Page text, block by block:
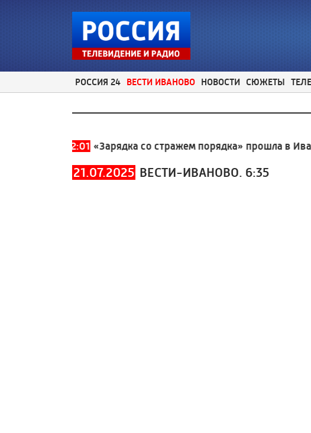
РОССИЯ 24 ВЕСТИ ИВАНОВО НОВОСТИ СЮЖЕТЫ
12:01 «Зарядка со стражем порядка» прошла в
21.07.2025 ВЕСТИ-ИВАНОВО. 6:35